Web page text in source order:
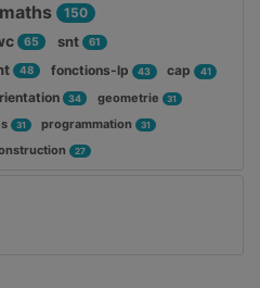
maths 150
65 snt 61
48 fonctions-lp 43 cap 41
34 geometrie 31
31 programmation 31
27